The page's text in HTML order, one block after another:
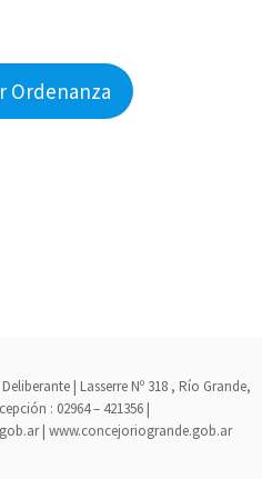
Ordenanza
| Lasserre Nº 318 , Río Grande,
: 02964 – 421356 |
| www.concejoriogrande.gob.ar